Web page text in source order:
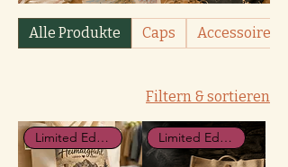
Alle Produkte Caps Accessoires
Filtern & sortieren
Limited Edition Limited Edition